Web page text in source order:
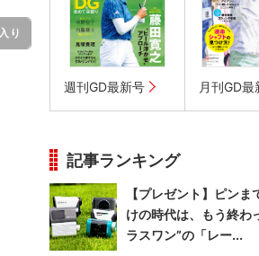
り
週刊GD最新号 月刊GD最
記事ランキング
【プレゼント】ピンま
けの時代は、もう終
ラスワン”の「レー...